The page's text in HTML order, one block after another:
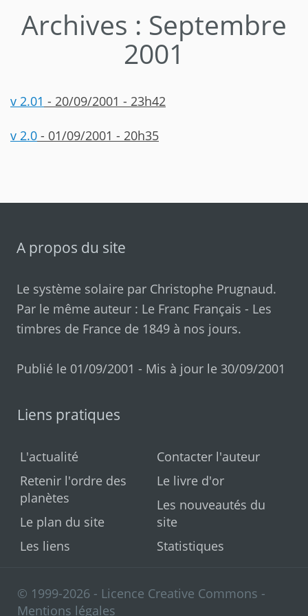
Archives : Septembre
2001
v 2.01 - 20/09/2001 - 23h42
v 2.0 - 01/09/2001 - 20h35
A propos du site
Le système solaire par Christophe Prugnaud.
Par le même auteur : Le Franc Français - Les
timbres de France de 1849 à nos jours.
Publié le 01/09/2001 - Mis à jour le 30/09/2001
Liens pratiques
L'actualité
Retenir l'ordre des
planètes
Le plan du site
Les liens
Contacter l'auteur
Le livre d'or
Les nouveautés du
site
Statistiques
© 1999-2026 - Licence Creative Commons -
Mentions légales